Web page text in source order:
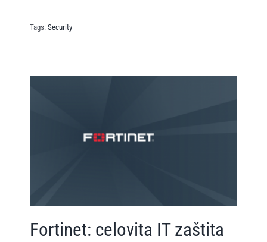
Tags: Security
Fortinet: celovita IT zaštita